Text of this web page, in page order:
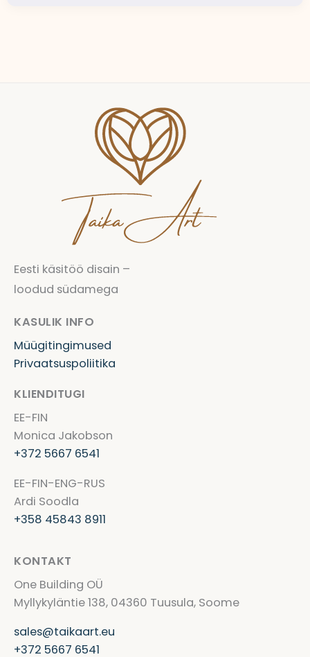
Eesti käsitöö disain –
loodud südamega
KASULIK INFO
Müügitingimused
Privaatsuspoliitika
KLIENDITUGI
EE-FIN
Monica Jakobson
+372 5667 6541
EE-FIN-ENG-RUS
Ardi Soodla
+358 45843 8911
KONTAKT
One Building OÜ
Myllykyläntie 138, 04360 Tuusula, Soome
sales@taikaart.eu
+372 5667 6541